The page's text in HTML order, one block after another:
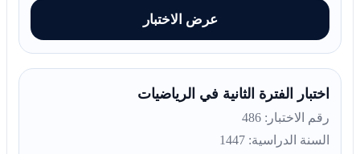
عرض الاختبار
اختبار الفترة الثانية في الرياضيات
رقم الاختبار: 486
السنة الدراسية: 1447